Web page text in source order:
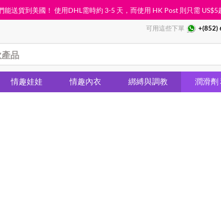
能送貨到美國！ 使用DHL需時約 3-5 天，而使用 HK Post 則只需 US$5
可用這些下單 +(852)
情趣娃娃 情趣內衣 綁縛與調教 潤滑劑